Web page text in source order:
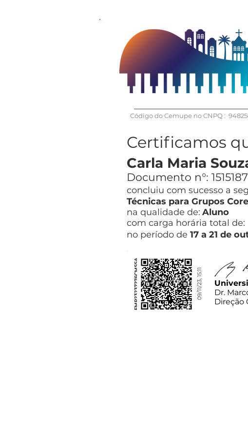
Código do Cemupe no CNPQ :
Certificamos
Carla Maria
Documento n°:
concluiu com sucesso a
Técnicas para Grupos
na qualidade de: Aluno
com carga horária total de:
no período de 17 a 21 de
FMP23237276CMSSA 09/11/23, 15:11
Dr.
Direção